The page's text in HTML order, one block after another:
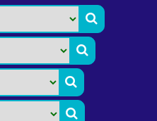



